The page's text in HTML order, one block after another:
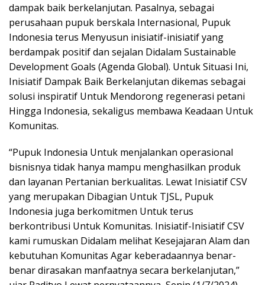
dampak baik berkelanjutan. Pasalnya, sebagai
perusahaan pupuk berskala Internasional, Pupuk
Indonesia terus Menyusun inisiatif-inisiatif yang
berdampak positif dan sejalan Didalam Sustainable
Development Goals (Agenda Global). Untuk Situasi Ini,
Inisiatif Dampak Baik Berkelanjutan dikemas sebagai
solusi inspiratif Untuk Mendorong regenerasi petani
Hingga Indonesia, sekaligus membawa Keadaan Untuk
Komunitas.
“Pupuk Indonesia Untuk menjalankan operasional
bisnisnya tidak hanya mampu menghasilkan produk
dan layanan Pertanian berkualitas. Lewat Inisiatif CSV
yang merupakan Dibagian Untuk TJSL, Pupuk
Indonesia juga berkomitmen Untuk terus
berkontribusi Untuk Komunitas. Inisiatif-Inisiatif CSV
kami rumuskan Didalam melihat Kesejajaran Alam dan
kebutuhan Komunitas Agar keberadaannya benar-
benar dirasakan manfaatnya secara berkelanjutan,”